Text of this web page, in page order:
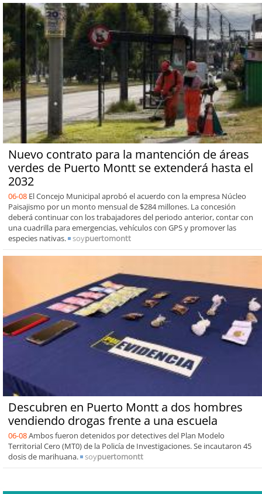
Nuevo contrato para la mantención de áreas
verdes de Puerto Montt se extenderá hasta el
2032
06-08 El Concejo Municipal aprobó el acuerdo con la empresa Núcleo
Paisajismo por un monto mensual de $284 millones. La concesión
deberá continuar con los trabajadores del periodo anterior, contar con
una cuadrilla para emergencias, vehículos con GPS y promover las
especies nativas.
soypuertomontt
Descubren en Puerto Montt a dos hombres
vendiendo drogas frente a una escuela
06-08Ambos fueron detenidos por detectives del Plan Modelo
Territorial Cero (MT0) de la Policía de Investigaciones. Se incautaron 45
dosis de marihuana.
soypuertomontt